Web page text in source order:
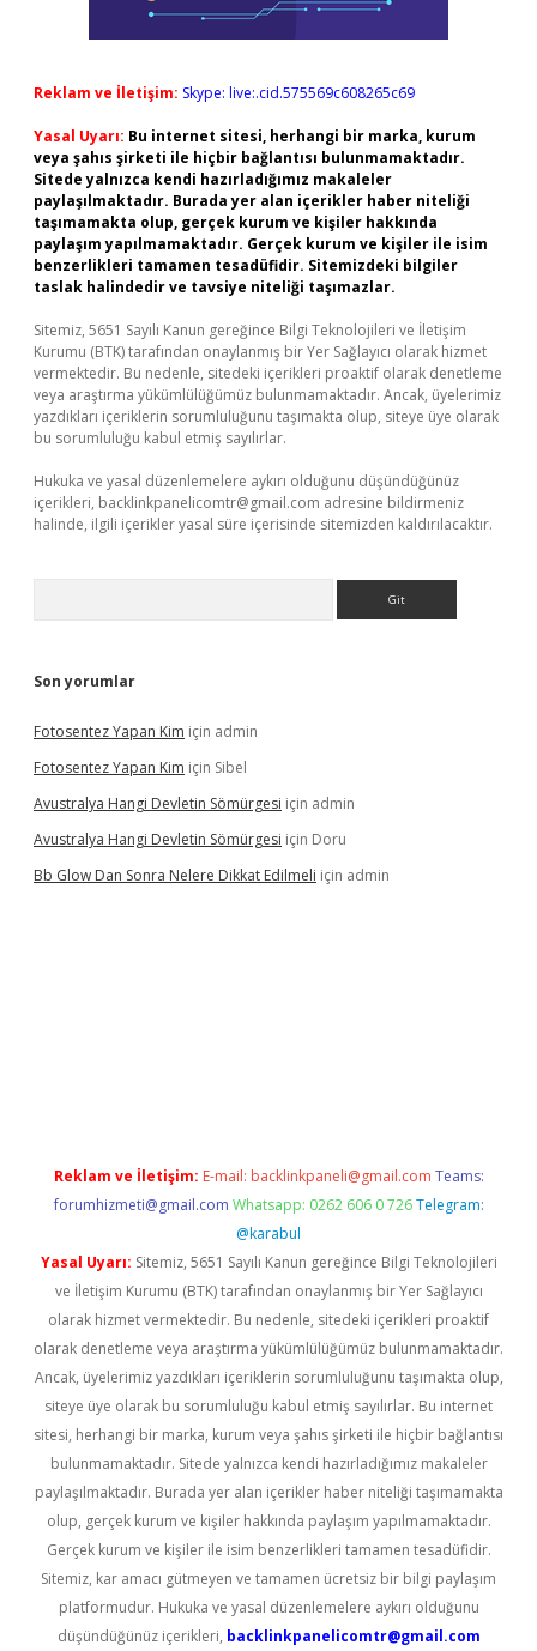
Reklam ve İletişim: Skype: live:.cid.575569c608265c69
Yasal Uyarı: Bu internet sitesi, herhangi bir marka, kurum
veya şahıs şirketi ile hiçbir bağlantısı bulunmamaktadır.
Sitede yalnızca kendi hazırladığımız makaleler
paylaşılmaktadır. Burada yer alan içerikler haber niteliği
taşımamakta olup, gerçek kurum ve kişiler hakkında
paylaşım yapılmamaktadır. Gerçek kurum ve kişiler ile isim
benzerlikleri tamamen tesadüfidir. Sitemizdeki bilgiler
taslak halindedir ve tavsiye niteliği taşımazlar.
Sitemiz, 5651 Sayılı Kanun gereğince Bilgi Teknolojileri ve İletişim
Kurumu (BTK) tarafından onaylanmış bir Yer Sağlayıcı olarak hizmet
vermektedir. Bu nedenle, sitedeki içerikleri proaktif olarak denetleme
veya araştırma yükümlülüğümüz bulunmamaktadır. Ancak, üyelerimiz
yazdıkları içeriklerin sorumluluğunu taşımakta olup, siteye üye olarak
bu sorumluluğu kabul etmiş sayılırlar.
Hukuka ve yasal düzenlemelere aykırı olduğunu düşündüğünüz
içerikleri, backlinkpanelicomtr@gmail.com adresine bildirmeniz
halinde, ilgili içerikler yasal süre içerisinde sitemizden kaldırılacaktır.
Son yorumlar
Fotosentez Yapan Kim için admin
Fotosentez Yapan Kim için Sibel
Avustralya Hangi Devletin Sömürgesi için admin
Avustralya Hangi Devletin Sömürgesi için Doru
Bb Glow Dan Sonra Nelere Dikkat Edilmeli için admin
Reklam ve İletişim: E-mail: backlinkpaneli@gmail.com Teams:
forumhizmeti@gmail.com Whatsapp: 0262 606 0 726 Telegram:
@karabul
Yasal Uyarı: Sitemiz, 5651 Sayılı Kanun gereğince Bilgi Teknolojileri
ve İletişim Kurumu (BTK) tarafından onaylanmış bir Yer Sağlayıcı
olarak hizmet vermektedir. Bu nedenle, sitedeki içerikleri proaktif
olarak denetleme veya araştırma yükümlülüğümüz bulunmamaktadır.
Ancak, üyelerimiz yazdıkları içeriklerin sorumluluğunu taşımakta olup,
siteye üye olarak bu sorumluluğu kabul etmiş sayılırlar. Bu internet
sitesi, herhangi bir marka, kurum veya şahıs şirketi ile hiçbir bağlantısı
bulunmamaktadır. Sitede yalnızca kendi hazırladığımız makaleler
paylaşılmaktadır. Burada yer alan içerikler haber niteliği taşımamakta
olup, gerçek kurum ve kişiler hakkında paylaşım yapılmamaktadır.
Gerçek kurum ve kişiler ile isim benzerlikleri tamamen tesadüfidir.
Sitemiz, kar amacı gütmeyen ve tamamen ücretsiz bir bilgi paylaşım
platformudur. Hukuka ve yasal düzenlemelere aykırı olduğunu
düşündüğünüz içerikleri, backlinkpanelicomtr@gmail.com